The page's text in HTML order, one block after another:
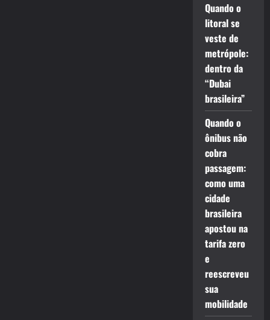
Quando o
litoral se
veste de
metrópole:
dentro da
“Dubai
brasileira”
Quando o
ônibus não
cobra
passagem:
como uma
cidade
brasileira
apostou na
tarifa zero
e
reescreveu
sua
mobilidade